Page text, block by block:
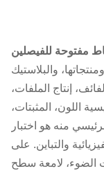
160
245
7465×3662×2080
مفتوحة للفيصلين
والبلاستيك
إنتاج الملفات،
اللون، المثبتات،
منه هو اختبار
والتباين. على
الضوء، لامعة سطح